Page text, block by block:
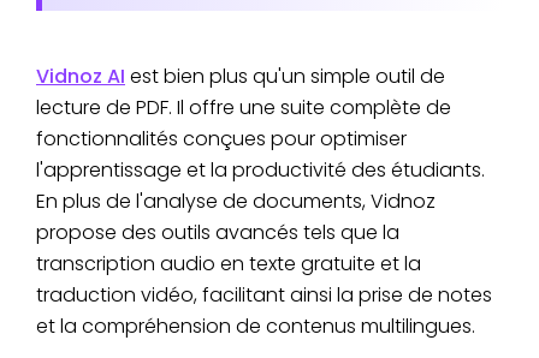
Vidnoz AI est bien plus qu'un simple outil de
lecture de PDF. Il offre une suite complète de
fonctionnalités conçues pour optimiser
l'apprentissage et la productivité des étudiants.
En plus de l'analyse de documents, Vidnoz
propose des outils avancés tels que la
transcription audio en texte gratuite et la
traduction vidéo, facilitant ainsi la prise de notes
et la compréhension de contenus multilingues.